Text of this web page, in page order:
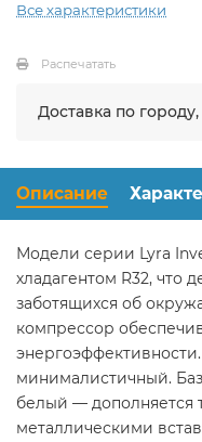
Все характеристики
Распечатать
Доставка по
Описание
Модели серии Lyra
хладагентом R32, что
заботящихся об
компрессор
минималистичный.
белый — дополняется
металлическими